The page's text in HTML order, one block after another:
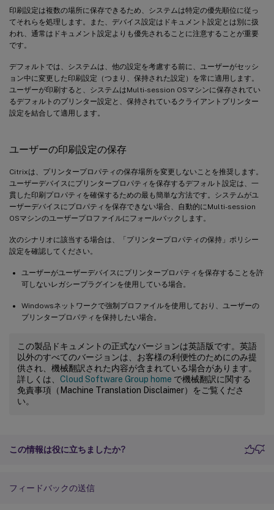
印刷設定は複数の場所に保存できるため、システムは特定の優先順位に従っ
てそれらを処理します。また、デバイス設定はドキュメント設定とは別に扱
われ、通常はドキュメント設定よりも優先されることに注意することが重要
です。
デフォルトでは、システムは、他の設定を考慮する前に、ユーザーがセッシ
ョン中に変更した印刷設定（つまり、保持された設定）を常に適用します。
ユーザーが印刷すると、システムはMulti-session OSマシンに保存されてい
るデフォルトのプリンター設定と、保持されているクライアントプリンター
設定を結合して適用します。
ユーザーの印刷設定の保存
Citrixは、プリンタープロパティの保存場所を変更しないことを推奨します。
ユーザーデバイスにプリンタープロパティを保存するデフォルト設定は、一
貫した印刷プロパティを確保するための最も簡単な方法です。システムがユ
ーザーデバイスにプロパティを保存できない場合、自動的にMulti-session
OSマシンのユーザープロファイルにフォールバックします。
次のシナリオに該当する場合は、「プリンタープロパティの保持」ポリシー
設定を確認してください。
ユーザーがユーザーデバイスにプリンタープロパティを保存することを許
可しないレガシープラグインを使用している場合。
Windowsネットワークで強制プロファイルを使用しており、ユーザーの
プリンタープロパティを保持したい場合。
この製品ドキュメントの正式なバージョンは英語版です。英語
以外のすべてのバージョンは、お客様の利便性のためにのみ提
供され、機械翻訳された内容が含まれている場合があります。
詳しくは、 Cloud Software Group home で機械翻訳に関する
免責事項（Machine Translation Disclaimer）をご覧くださ
い。
この情報は役に立ちましたか?
フィードバックの送信